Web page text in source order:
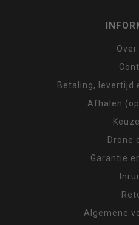
Over
Betaling, levertijd
Afhalen
Drone
Garantie
Algemene